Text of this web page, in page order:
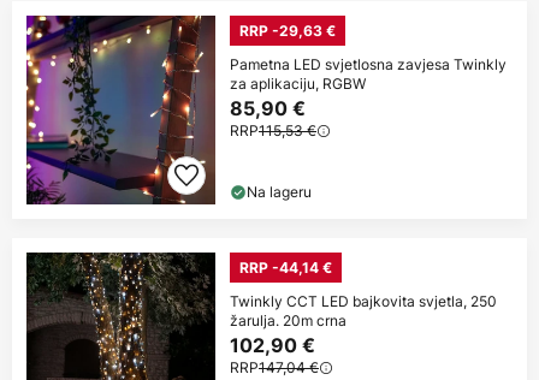
RRP -29,63 €
Pametna LED svjetlosna zavjesa Twinkly
za aplikaciju, RGBW
85,90 €
RRP115,53 €
Na lageru
RRP -44,14 €
Twinkly CCT LED bajkovita svjetla, 250
žarulja. 20m crna
102,90 €
RRP147,04 €